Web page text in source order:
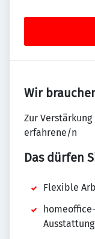
Wir
Zur
erfahrene/n
Das dürfen
Flexible
Ausstattung